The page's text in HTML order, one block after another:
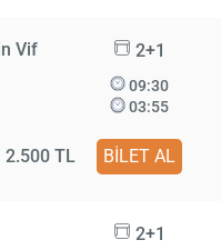
Vif 2+1
09:30
03:55
2.500 TL BİLET AL
2+1